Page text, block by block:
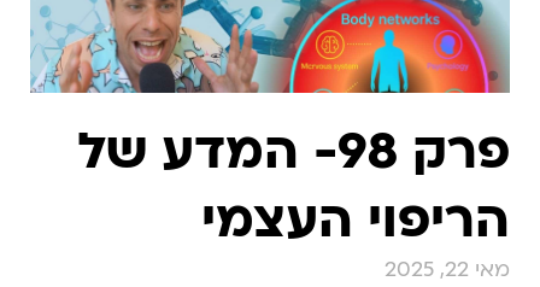
פרק 98- המדע של
הריפוי העצמי
מאי 22, 2025